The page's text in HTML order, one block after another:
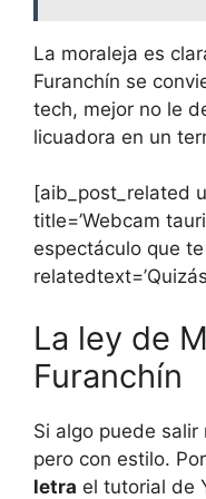
La moraleja es
Furanchín se
tech, mejor no le
licuadora en un
[aib_post_related
title=’Webcam
espectáculo que te
La ley de
Furanchín
Si algo puede
pero con estilo.
letra el tutorial de